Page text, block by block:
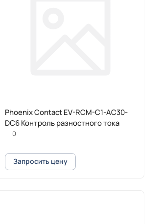
Phoenix Contact EV-RCM-C1-AC30-
DC6 Контроль разностного тока
0
Запросить цену